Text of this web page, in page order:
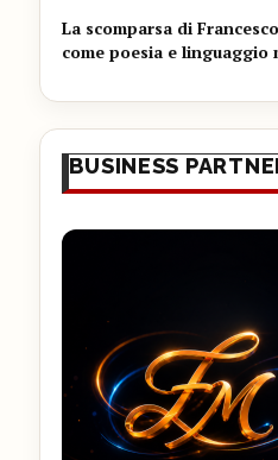
La scomparsa di
come poesia e linguaggio
BUSINESS